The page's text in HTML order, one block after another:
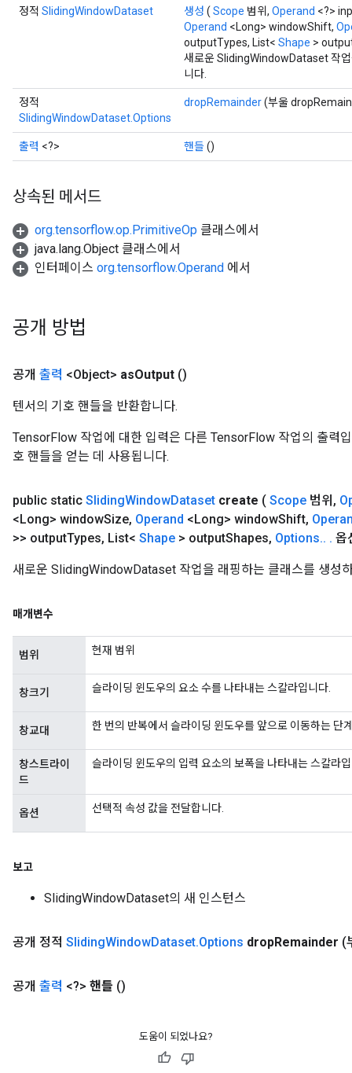
정적 SlidingWindowDataset 생성 ( Scope 범위, Operand <?>
Operand <Long> windowShift,
outputTypes, List< Shape >
새로운 SlidingWindowDataset 작업
니다.
정적
SlidingWindowDataset.Options
dropRemainder(부울
출력 <?> 핸들()
상속된 메서드
org.tensorflow.op.PrimitiveOp 클래스에서
java.lang.Object 클래스에서
인터페이스 org.tensorflow.Operand 에서
공개 방법
공개 출력 <Object> asOutput ()
텐서의 기호 핸들을 반환합니다.
TensorFlow 작업에 대한 입력은 다른 TensorFlow 작업의 출력
호 핸들을 얻는 데 사용됩니다.
public static SlidingWindowDataset create ( Scope 범위 ,
<Long> windowSize, Operand <Long> windowShift,
>> outputTypes, List< Shape > outputShapes, Options.. . 옵
새로운 SlidingWindowDataset 작업을 래핑하는 클래스를 생성
매개변수
범위 현재 범위
창크기 슬라이딩 윈도우의 요소 수를 나타내는 스칼라입니다.
창교대 한 번의 반복에서 슬라이딩 윈도우를 앞으로 이동하는 단
창스트라이
드
슬라이딩 윈도우의 입력 요소의 보폭을 나타내는 스칼라
옵션 선택적 속성 값을 전달합니다.
보고
SlidingWindowDataset의 새 인스턴스
공개 정적 SlidingWindowDataset.Options dropRemainder (
공개 출력 <?> 핸들 ()
도움이 되었나요?